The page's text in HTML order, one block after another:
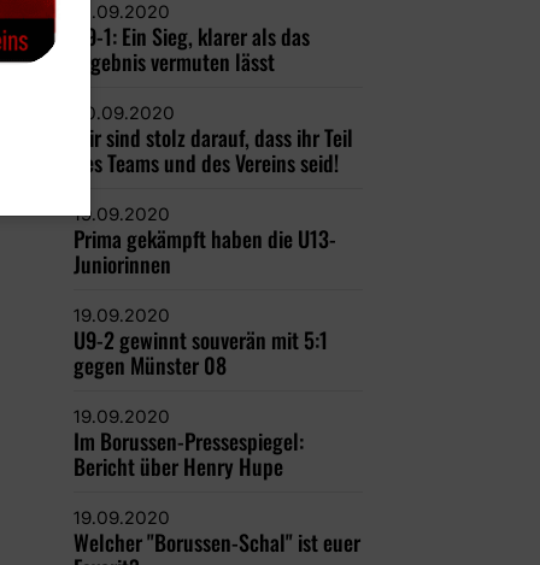
21.09.2020
U9-1: Ein Sieg, klarer als das
Ergebnis vermuten lässt
20.09.2020
Wir sind stolz darauf, dass ihr Teil
des Teams und des Vereins seid!
19.09.2020
Prima gekämpft haben die U13-
Juniorinnen
19.09.2020
U9-2 gewinnt souverän mit 5:1
gegen Münster 08
19.09.2020
Im Borussen-Pressespiegel:
Bericht über Henry Hupe
19.09.2020
Welcher "Borussen-Schal" ist euer